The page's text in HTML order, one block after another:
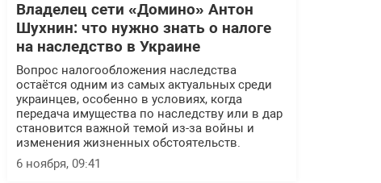
Владелец сети «Домино» Антон
Шухнин: что нужно знать о налоге
на наследство в Украине
Вопрос налогообложения наследства
остаётся одним из самых актуальных среди
украинцев, особенно в условиях, когда
передача имущества по наследству или в дар
становится важной темой из-за войны и
изменения жизненных обстоятельств.
6 ноября, 09:41